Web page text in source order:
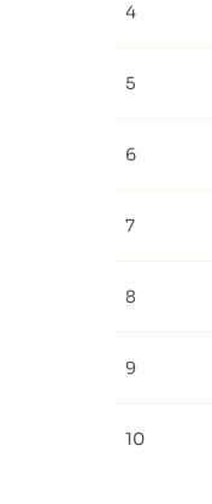
4
5
6
7
8
9
10